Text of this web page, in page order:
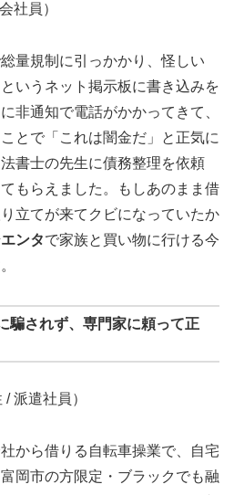
社員）
量規制に引っかかり、怪しい
いうネット掲示板に書き込みを
非通知で電話がかかってきて、
とで「これは闇金だ」と正気に
書士の先生に債務整理を依頼
もらえました。もしあのまま借
立てが来てクビになっていたか
ンタで家族と買い物に行ける今
騙されず、専門家に頼って正
派遣社員）
から借りる自転車操業で、自宅
岡市の方限定・ブラックでも融